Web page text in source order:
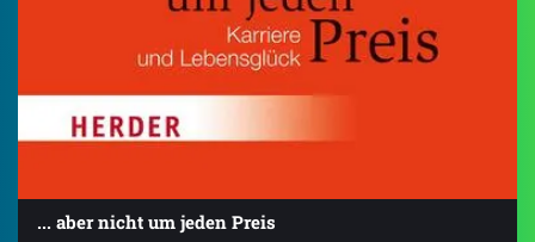
... aber nicht um jeden Preis